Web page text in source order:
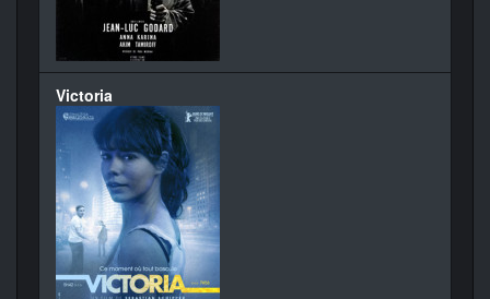
Victoria